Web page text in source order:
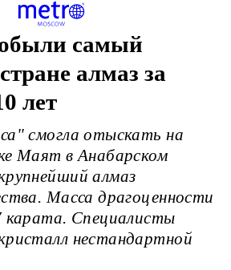
самый
алмаз за
лет
смогла отыскать на
Маят в Анабарском
алмаз
Масса драгоценности
карата. Специалисты
нестандартной